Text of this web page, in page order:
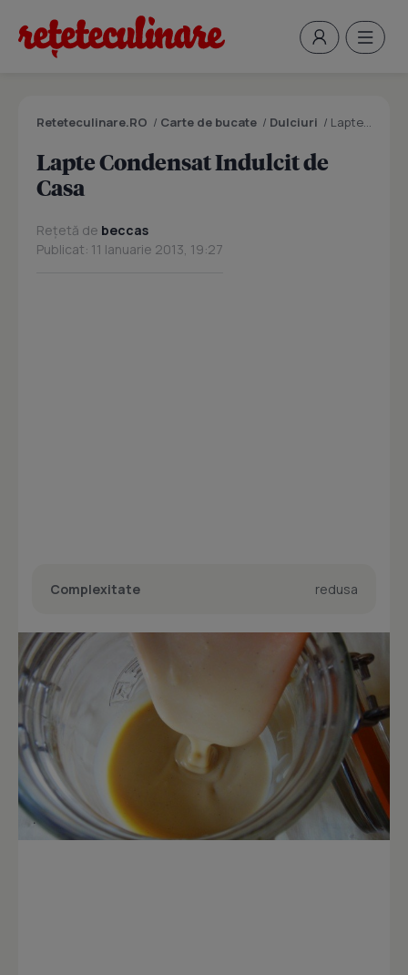
Reteteculinare.RO / Carte de bucate / Dulciuri / Lapte Condensat Indulcit de Casa
Lapte Condensat Indulcit de
Casa
Rețetă de beccas
Publicat: 11 Ianuarie 2013, 19:27
Complexitate redusa